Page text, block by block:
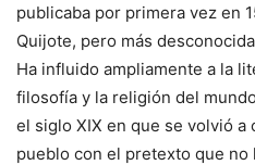
publicaba por primera vez en
Quijote, pero más
Ha influido ampliamente a la
filosofía y la religión del
el siglo XIX en que se volvió a
pueblo con el pretexto que